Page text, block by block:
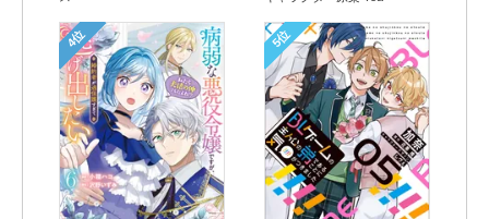
4位 5位